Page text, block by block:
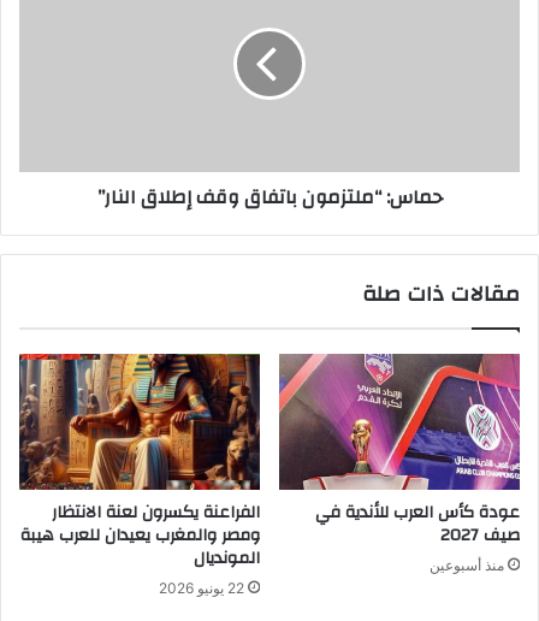
حماس: “ملتزمون باتفاق وقف إطلاق النار”
مقالات ذات صلة
عودة كأس العرب للأندية في
صيف 2027
منذ أسبوعين
الفراعنة يكسرون لعنة الانتظار
ومصر والمغرب يعيدان للعرب هيبة
المونديال
22 يونيو 2026